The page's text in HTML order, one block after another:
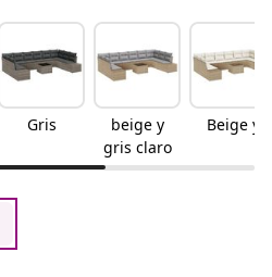
Gris
beige y
gris claro
Beige y